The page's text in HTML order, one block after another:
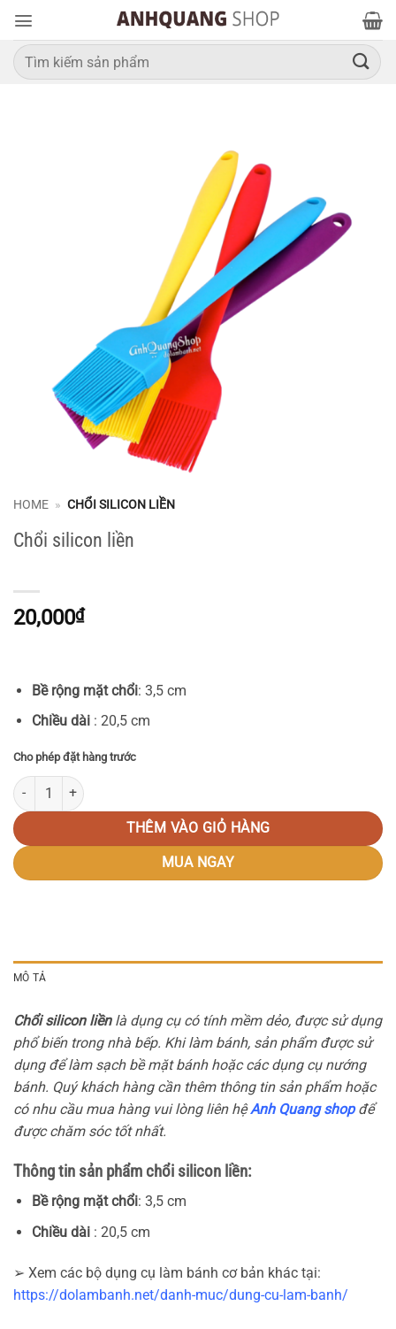
qua
nội
dung
Tìm
kiếm:
HOME » CHỔI SILICON LIỀN
Chổi silicon liền
20,000₫
Bề rộng mặt chổi: 3,5 cm
Chiều dài: 20,5 cm
Cho phép đặt hàng trước
Chổi silicon liền số lượng
THÊM VÀO GIỎ HÀNG
MUA NGAY
MÔ TẢ
Chổi silicon liềnlà dụng cụ có tính mềm dẻo, được sử dụng
phổ biến trong nhà bếp. Khi làm bánh, sản phẩm được sử
dụng để làm sạch bề mặt bánh hoặc các dụng cụ nướng
bánh. Quý khách hàng cần thêm thông tin sản phẩm hoặc
có nhu cầu mua hàng vui lòng liên hệAnh Quang shopđể
được chăm sóc tốt nhất.
Thông tin sản phẩm chổi silicon liền:
Bề rộng mặt chổi: 3,5 cm
Chiều dài: 20,5 cm
➢ Xem các bộ dụng cụ làm bánh cơ bản khác tại:
https://dolambanh.net/danh-muc/dung-cu-lam-banh/